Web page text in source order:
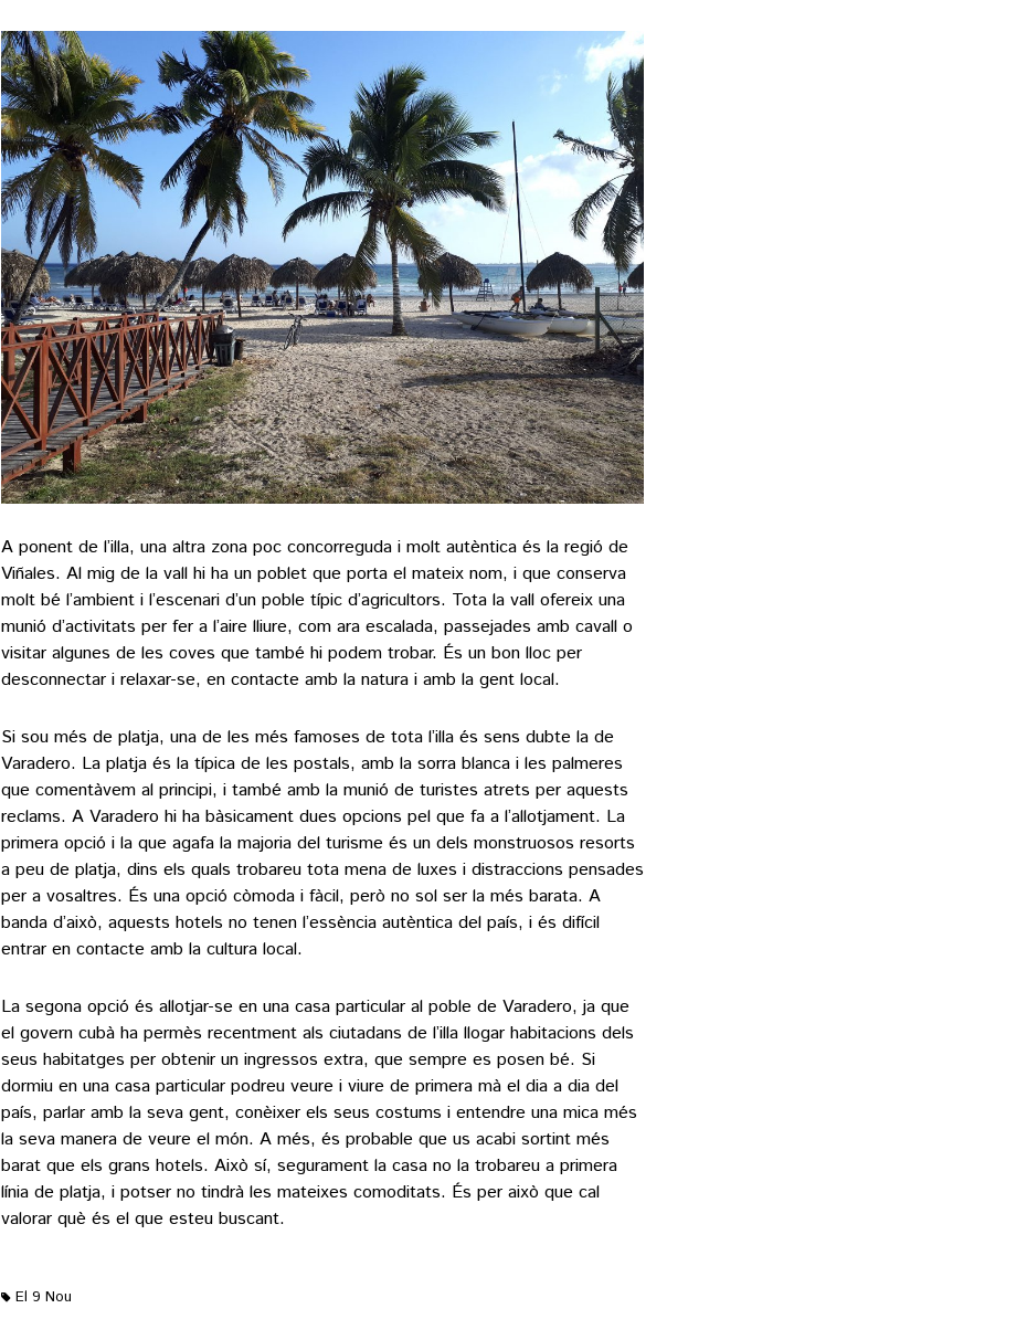
A ponent de l’illa, una altra zona poc concorreguda i molt autèntica és la regió de
Viñales. Al mig de la vall hi ha un poblet que porta el mateix nom, i que conserva
molt bé l’ambient i l’escenari d’un poble típic d’agricultors. Tota la vall ofereix una
munió d’activitats per fer a l’aire lliure, com ara escalada, passejades amb cavall o
visitar algunes de les coves que també hi podem trobar. És un bon lloc per
desconnectar i relaxar-se, en contacte amb la natura i amb la gent local.
Si sou més de platja, una de les més famoses de tota l’illa és sens dubte la de
Varadero. La platja és la típica de les postals, amb la sorra blanca i les palmeres
que comentàvem al principi, i també amb la munió de turistes atrets per aquests
reclams. A Varadero hi ha bàsicament dues opcions pel que fa a l’allotjament. La
primera opció i la que agafa la majoria del turisme és un dels monstruosos resorts
a peu de platja, dins els quals trobareu tota mena de luxes i distraccions pensades
per a vosaltres. És una opció còmoda i fàcil, però no sol ser la més barata. A
banda d’això, aquests hotels no tenen l’essència autèntica del país, i és difícil
entrar en contacte amb la cultura local.
La segona opció és allotjar-se en una casa particular al poble de Varadero, ja que
el govern cubà ha permès recentment als ciutadans de l’illa llogar habitacions dels
seus habitatges per obtenir un ingressos extra, que sempre es posen bé. Si
dormiu en una casa particular podreu veure i viure de primera mà el dia a dia del
país, parlar amb la seva gent, conèixer els seus costums i entendre una mica més
la seva manera de veure el món. A més, és probable que us acabi sortint més
barat que els grans hotels. Això sí, segurament la casa no la trobareu a primera
línia de platja, i potser no tindrà les mateixes comoditats. És per això que cal
valorar què és el que esteu buscant.
El 9 Nou
M'agrada